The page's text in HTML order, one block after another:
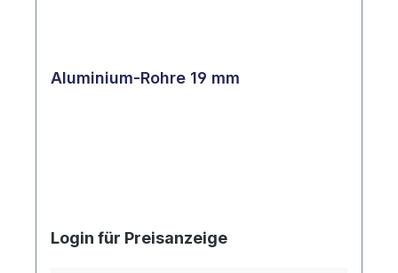
Aluminium-Rohre 19 mm
Login für Preisanzeige